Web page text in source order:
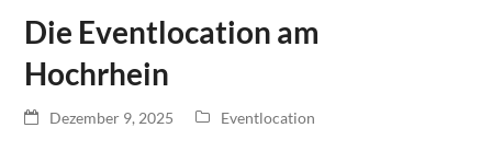
Die Eventlocation am
Hochrhein
Dezember 9, 2025 Eventlocation